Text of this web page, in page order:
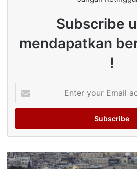
Subscribe
mendapatkan
!
your
Email